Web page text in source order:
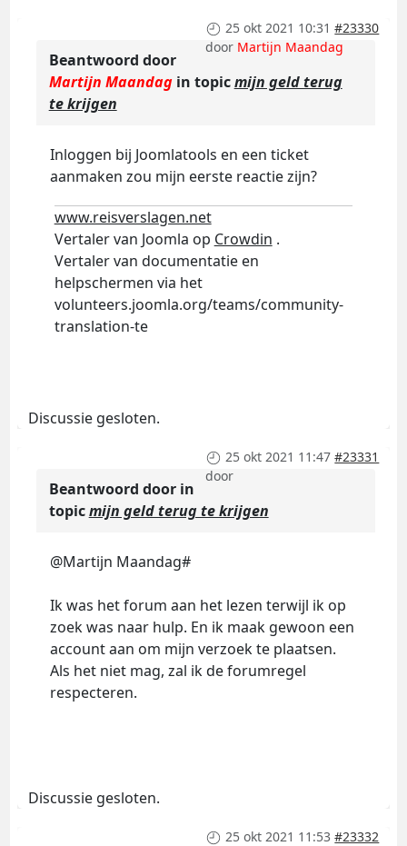
25 okt 2021 10:31 #23330
door Martijn Maandag
Beantwoord door
Martijn Maandagin topicmijn geld terug
te krijgen
Inloggen bij Joomlatools en een ticket
aanmaken zou mijn eerste reactie zijn?
www.reisverslagen.net
Vertaler van Joomla op Crowdin .
Vertaler van documentatie en
helpschermen via het
volunteers.joomla.org/teams/community-
translation-te
Discussie gesloten.
25 okt 2021 11:47 #23331
door
Beantwoord door in
topicmijn geld terug te krijgen
@Martijn Maandag#
Ik was het forum aan het lezen terwijl ik op
zoek was naar hulp. En ik maak gewoon een
account aan om mijn verzoek te plaatsen.
Als het niet mag, zal ik de forumregel
respecteren.
Discussie gesloten.
25 okt 2021 11:53 #23332